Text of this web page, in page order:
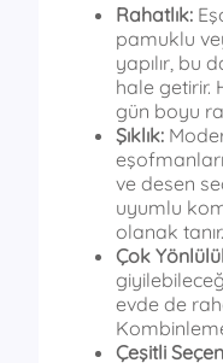
Rahatlık:
pamuklu
yapılır, bu
hale getirir.
gün boyu
Şıklık:
ve desen
uyumlu
olanak tanır.
Çok
evde de
Çeşitli